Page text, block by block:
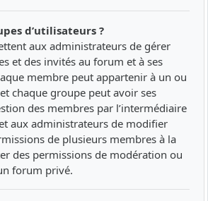
d’utilisateurs ?
aux administrateurs de gérer
et des invités au forum et à ses
membre peut appartenir à un ou
chaque groupe peut avoir ses
des membres par l’intermédiaire
aux administrateurs de modifier
de plusieurs membres à la
des permissions de modération ou
forum privé.